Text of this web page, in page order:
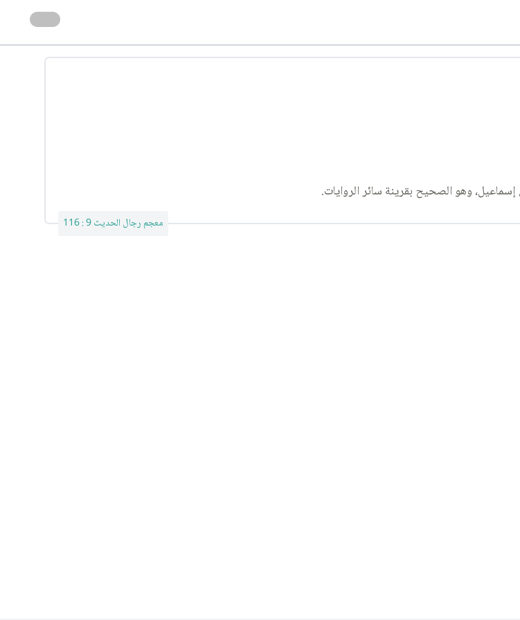
وهو الصحيح بقرينة سائر الروايات.
معجم رجال الحديث 9 : 116